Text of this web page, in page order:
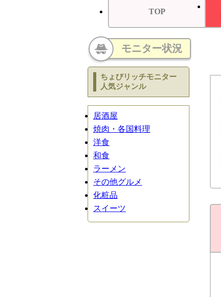
TOP
モニター状況
ちょびリッチモニター
人気ジャンル
居酒屋
焼肉・各国料理
洋食
和食
ラーメン
その他グルメ
化粧品
スイーツ